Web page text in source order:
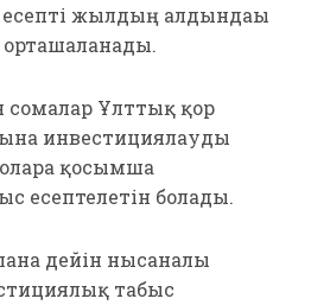
жылдың алдындағы
орташаланады.
сомалар Ұлттық қор
инвестициялауды
қосымша
есептелетін болады.
дейін нысаналы
табыс